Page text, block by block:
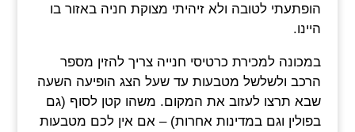
הופתעתי לטובה ולא זיהיתי מצוקת חניה באזור בו
היינו.
במכונה למכירת כרטיסי חנייה צריך להזין מספר
הרכב ולשלשל מטבעות עד שעל הצג הופיעה השעה
שבא תרצו לעזוב את המקום. משהו קטן לסוף (גם
בפולין וגם במדינות אחרות) – אם אין לכם מטבעות